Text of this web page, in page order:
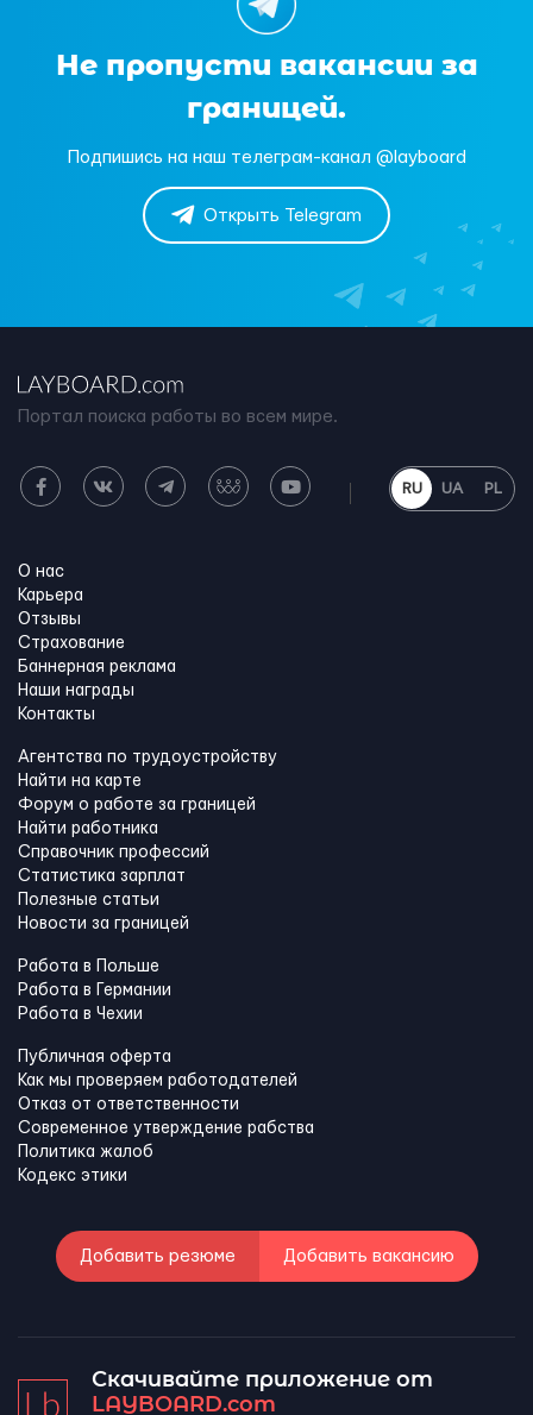
Не пропусти вакансии за
границей.
Подпишись на наш телеграм-канал @layboard
Открыть Telegram
Портал поиска работы во всем мире.
RU UA PL
О нас
Карьера
Отзывы
Страхование
Баннерная реклама
Наши награды
Контакты
Агентства по трудоустройству
Найти на карте
Форум о работе за границей
Найти работника
Справочник профессий
Статистика зарплат
Полезные статьи
Новости за границей
Работа в Польше
Работа в Германии
Работа в Чехии
Публичная оферта
Как мы проверяем работодателей
Отказ от ответственности
Современное утверждение рабства
Политика жалоб
Кодекс этики
Добавить резюме Добавить вакансию
Скачивайте приложение от
LAYBOARD.com